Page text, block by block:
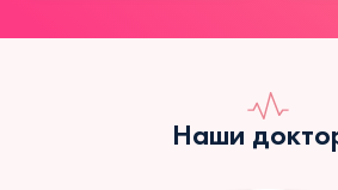
Наши